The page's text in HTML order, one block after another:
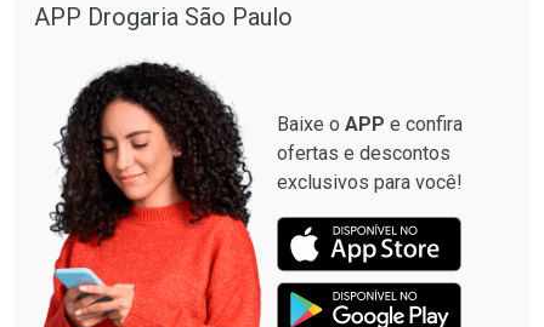
APP Drogaria São Paulo
Baixe o APP e confira
ofertas e descontos
exclusivos para você!